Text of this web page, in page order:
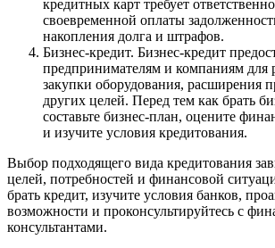
кредитных карт требует
своевременной оплаты
накопления долга и штрафов.
Бизнес-кредит. Бизнес-кредит
предпринимателям и компаниям для
закупки оборудования, расширения
других целей. Перед тем как брать
составьте бизнес-план, оцените
и изучите условия кредитования.
Выбор подходящего вида кредитования
целей, потребностей и финансовой
брать кредит, изучите условия банков,
возможности и проконсультируйтесь с
консультантами.